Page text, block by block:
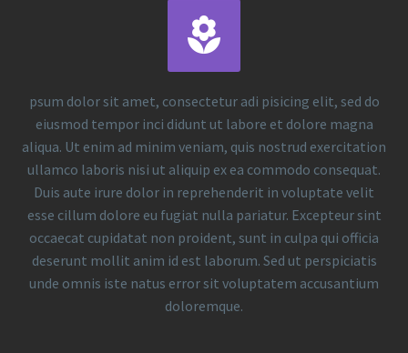


psum dolor sit amet, consectetur adi pisicing elit, sed do
eiusmod tempor inci didunt ut labore et dolore magna
aliqua. Ut enim ad minim veniam, quis nostrud exercitation
ullamco laboris nisi ut aliquip ex ea commodo consequat.
Duis aute irure dolor in reprehenderit in voluptate velit
esse cillum dolore eu fugiat nulla pariatur. Excepteur sint
occaecat cupidatat non proident, sunt in culpa qui officia
deserunt mollit anim id est laborum. Sed ut perspiciatis
unde omnis iste natus error sit voluptatem accusantium
doloremque.